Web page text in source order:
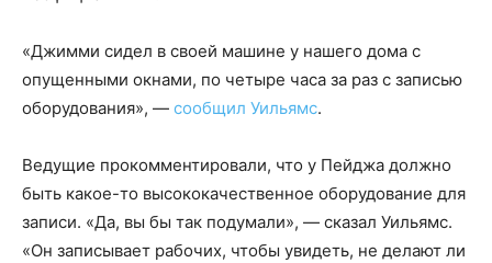
«Джимми сидел в своей машине у нашего дома с
опущенными окнами, по четыре часа за раз с записью
оборудования», — сообщил Уильямс.
Ведущие прокомментировали, что у Пейджа должно
быть какое-то высококачественное оборудование для
записи. «Да, вы бы так подумали», — сказал Уильямс.
«Он записывает рабочих, чтобы увидеть, не делают ли